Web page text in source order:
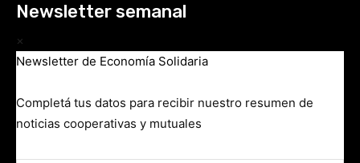
Newsletter semanal
×
Newsletter de Economía Solidaria
Completá tus datos para recibir nuestro resumen de
noticias cooperativas y mutuales